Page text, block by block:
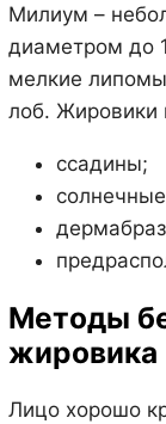
Милиум –
диаметром до
мелкие
лоб. Жировики
ссадины;
Методы
жировика
Лицо хорошо